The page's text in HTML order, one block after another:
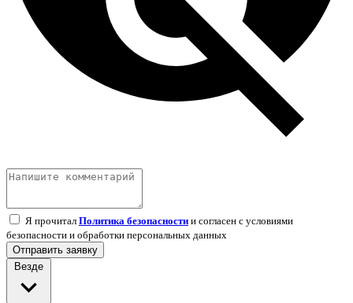
Я прочитал Политика безопасности и согласен с условиями
безопасности и обработки персональных данных
Отправить заявку
Везде